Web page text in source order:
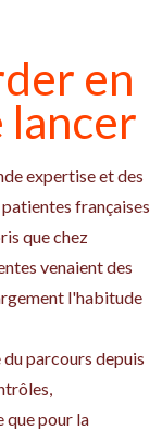
en
lancer
expertise et des
françaises
que chez
venaient des
l'habitude
parcours depuis
que pour la